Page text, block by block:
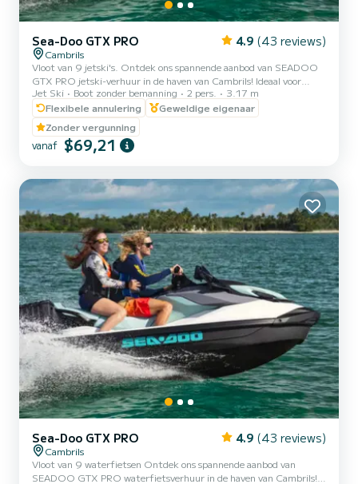
Sea-Doo GTX PRO 4.9 (43 reviews)
Cambrils
Vloot van 9 jetski's. Ontdek ons spannende aanbod van SEADOO
GTX PRO jetski-verhuur in de haven van Cambrils! Ideaal voor
koppels of vrienden, onze jetski's hebben een maximale capaciteit
van 2 personen en worden begeleid door een ervaren instructeur.
Met een lengte van 3,17 meter bieden we flexibele verhuur van 20,
30, 40 en 60 minuten om aan je behoeften en voorkeuren te
voldoen. Ervaar de adrenaline van het doorklieven van de golven en
Jet Ski Boot zonder bemanning 2 pers.
3.17 m
Flexibele annulering
Geweldige eigenaar
Zonder vergunning
vanaf $69,21
Sea-Doo GTX PRO 4.9 (43 reviews)
Cambrils
Vloot van 9 waterfietsen Ontdek ons spannende aanbod van
SEADOO GTX PRO waterfietsverhuur in de haven van Cambrils!